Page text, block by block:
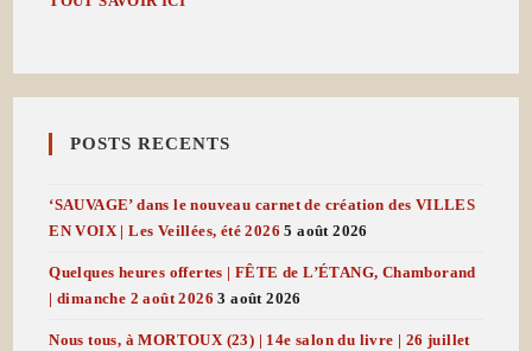
POSTS RECENTS
‘SAUVAGE’ dans le nouveau carnet de création des VILLES
EN VOIX | Les Veillées, été 2026 5 août 2026
Quelques heures offertes | FÊTE de L’ÉTANG, Chamborand
| dimanche 2 août 2026 3 août 2026
Nous tous, à MORTOUX (23) | 14e salon du livre | 26 juillet